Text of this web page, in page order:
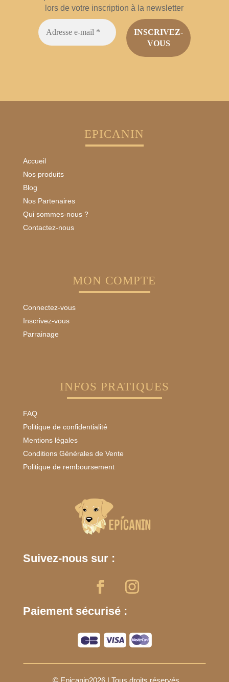
lors de votre inscription à la newsletter
EPICANIN
Accueil
Nos produits
Blog
Nos Partenaires
Qui sommes-nous ?
Contactez-nous
MON COMPTE
Connectez-vous
Inscrivez-vous
Parrainage
INFOS PRATIQUES
FAQ
Politique de confidentialité
Mentions légales
Conditions Générales de Vente
Politique de remboursement
Suivez-nous sur :
Paiement sécurisé :
© Epicanin2026 | Tous droits réservés.